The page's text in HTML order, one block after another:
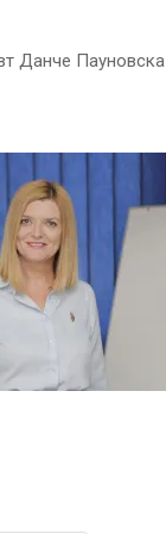
Данче Пауновска